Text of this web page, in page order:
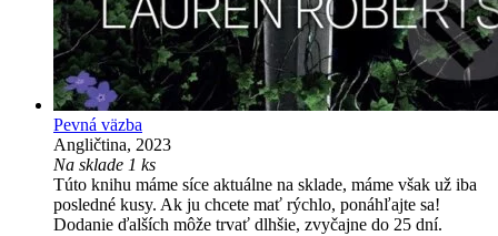
Pevná väzba
Angličtina, 2023
Na sklade 1 ks
Túto knihu máme síce aktuálne na sklade, máme však už iba
posledné kusy. Ak ju chcete mať rýchlo, ponáhľajte sa!
Dodanie ďalších môže trvať dlhšie, zvyčajne do 25 dní.